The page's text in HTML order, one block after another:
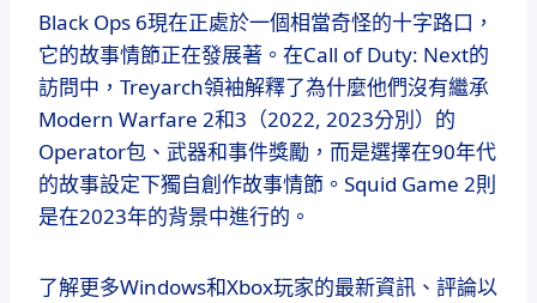
Black Ops 6現在正處於一個相當奇怪的十字路口，
它的故事情節正在發展著。在Call of Duty: Next的
訪問中，Treyarch領袖解釋了為什麼他們沒有繼承
Modern Warfare 2和3（2022, 2023分別）的
Operator包、武器和事件獎勵，而是選擇在90年代
的故事設定下獨自創作故事情節。Squid Game 2則
是在2023年的背景中進行的。
了解更多Windows和Xbox玩家的最新資訊、評論以